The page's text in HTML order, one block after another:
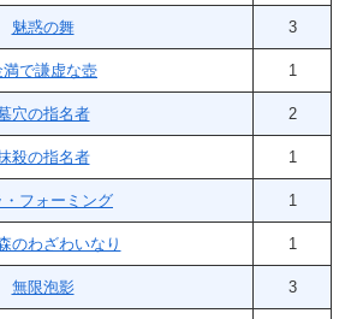
魅惑の舞 3
満で謙虚な壺 1
穴の指名者 2
殺の指名者 1
・フォーミング 1
のわざわいなり 1
無限泡影 3